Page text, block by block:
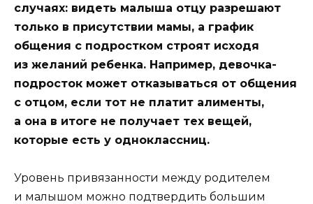
случаях: видеть малыша отцу разрешают
только в присутствии мамы, а график
общения с подростком строят исходя
из желаний ребенка. Например, девочка-
подросток может отказываться от общения
с отцом, если тот не платит алименты,
а она в итоге не получает тех вещей,
которые есть у одноклассниц.
Уровень привязанности между родителем
и малышом можно подтвердить большим